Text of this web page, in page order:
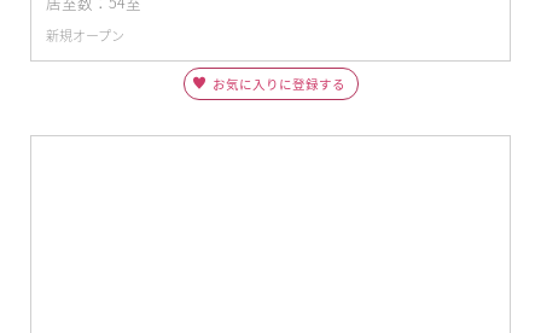
新規オープン
お気に入りに登録する